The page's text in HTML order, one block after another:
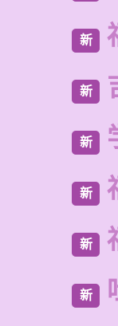
新
新
新
新
新
新